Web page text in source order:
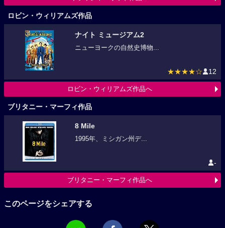
ロビン・ウィリアムズ作品
ナイト ミュージアム2
ニューヨークの自然史博物...
★★★★☆ 12
ロビン・ウィリアムズ作品へ
ブリタニー・マーフィ作品
8 Mile
1995年、ミシガン州デ...
-
ブリタニー・マーフィ作品へ
このページをシェアする